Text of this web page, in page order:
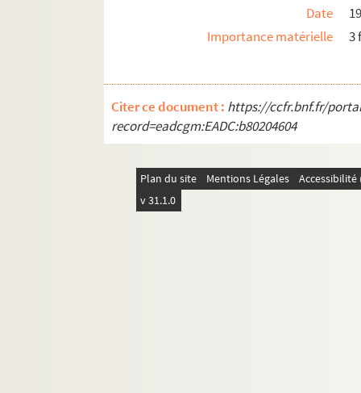
Date
Importance matérielle
3
Citer ce document : https://ccfr.bnf.fr/
record=eadcgm:EADC:b80204604
Plan du site Mentions Légales
v 31.1.0